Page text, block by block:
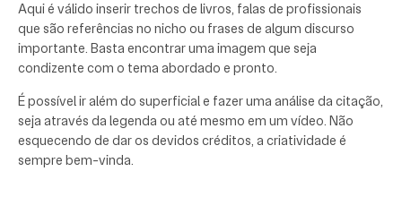
Aqui é válido inserir trechos de livros, falas de profissionais
que são referências no nicho ou frases de algum discurso
importante. Basta encontrar uma imagem que seja
condizente com o tema abordado e pronto.
É possível ir além do superficial e fazer uma análise da citação,
seja através da legenda ou até mesmo em um vídeo. Não
esquecendo de dar os devidos créditos, a criatividade é
sempre bem-vinda.